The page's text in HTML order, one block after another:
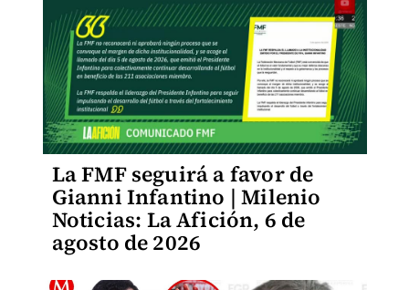
La FMF seguirá a favor de
Gianni Infantino | Milenio
Noticias: La Afición, 6 de
agosto de 2026